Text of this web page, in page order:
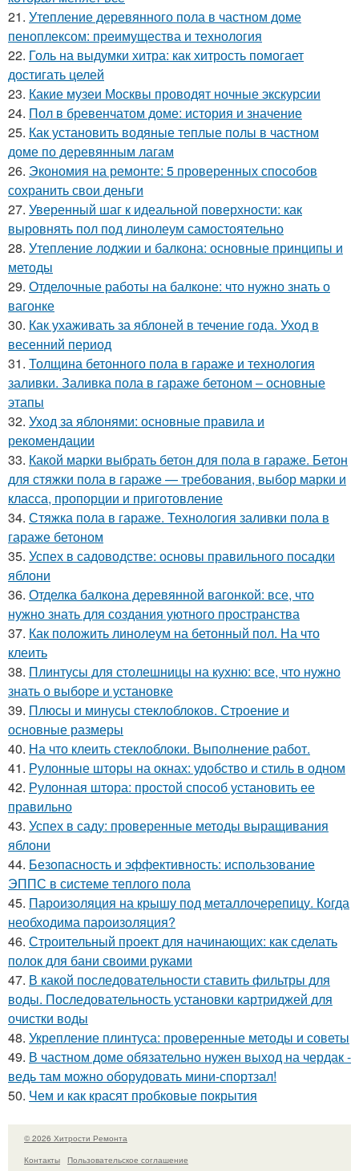
21. Утепление деревянного пола в частном доме
пеноплексом: преимущества и технология
22. Голь на выдумки хитра: как хитрость помогает
достигать целей
23. Какие музеи Москвы проводят ночные экскурсии
24. Пол в бревенчатом доме: история и значение
25. Как установить водяные теплые полы в частном
доме по деревянным лагам
26. Экономия на ремонте: 5 проверенных способов
сохранить свои деньги
27. Уверенный шаг к идеальной поверхности: как
выровнять пол под линолеум самостоятельно
28. Утепление лоджии и балкона: основные принципы и
методы
29. Отделочные работы на балконе: что нужно знать о
вагонке
30. Как ухаживать за яблоней в течение года. Уход в
весенний период
31. Толщина бетонного пола в гараже и технология
заливки. Заливка пола в гараже бетоном – основные
этапы
32. Уход за яблонями: основные правила и
рекомендации
33. Какой марки выбрать бетон для пола в гараже. Бетон
для стяжки пола в гараже — требования, выбор марки и
класса, пропорции и приготовление
34. Стяжка пола в гараже. Технология заливки пола в
гараже бетоном
35. Успех в садоводстве: основы правильного посадки
яблони
36. Отделка балкона деревянной вагонкой: все, что
нужно знать для создания уютного пространства
37. Как положить линолеум на бетонный пол. На что
клеить
38. Плинтусы для столешницы на кухню: все, что нужно
знать о выборе и установке
39. Плюсы и минусы стеклоблоков. Строение и
основные размеры
40. На что клеить стеклоблоки. Выполнение работ.
41. Рулонные шторы на окнах: удобство и стиль в одном
42. Рулонная штора: простой способ установить ее
правильно
43. Успех в саду: проверенные методы выращивания
яблони
44. Безопасность и эффективность: использование
ЭППС в системе теплого пола
45. Пароизоляция на крышу под металлочерепицу. Когда
необходима пароизоляция?
46. Строительный проект для начинающих: как сделать
полок для бани своими руками
47. В какой последовательности ставить фильтры для
воды. Последовательность установки картриджей для
очистки воды
48. Укрепление плинтуса: проверенные методы и советы
49. В частном доме обязательно нужен выход на чердак -
ведь там можно оборудовать мини-спортзал!
50. Чем и как красят пробковые покрытия
© 2026 Хитрости Ремонта
Контакты
Пользовательское соглашение